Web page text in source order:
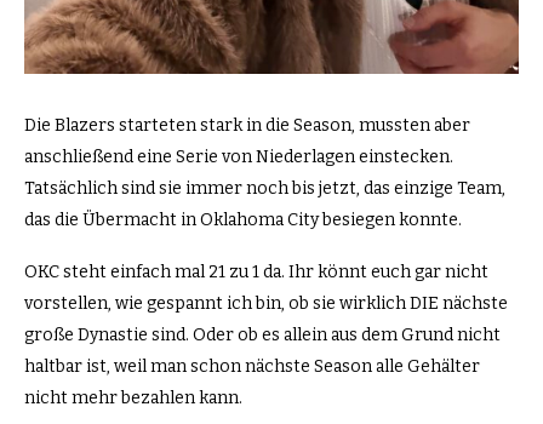
Die Blazers starteten stark in die Season, mussten aber
anschließend eine Serie von Niederlagen einstecken.
Tatsächlich sind sie immer noch bis jetzt, das einzige Team,
das die Übermacht in Oklahoma City besiegen konnte.
OKC steht einfach mal 21 zu 1 da. Ihr könnt euch gar nicht
vorstellen, wie gespannt ich bin, ob sie wirklich DIE nächste
große Dynastie sind. Oder ob es allein aus dem Grund nicht
haltbar ist, weil man schon nächste Season alle Gehälter
nicht mehr bezahlen kann.